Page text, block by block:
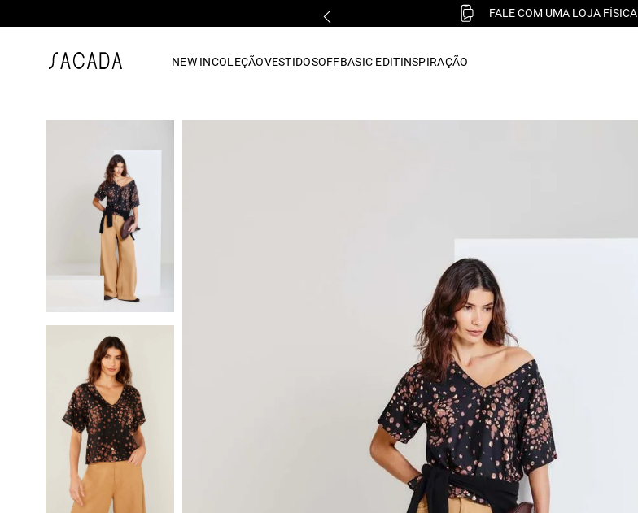
FALE COM UMA LOJA FÍSICA
NEW INCOLEÇÃOVESTIDOSOFFBASIC EDITINSPIRAÇÃO
vestido midi